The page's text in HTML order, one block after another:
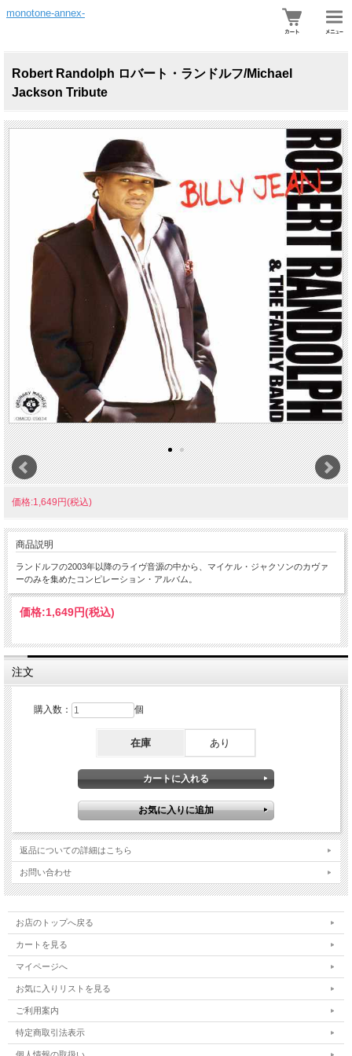
monotone-annex-
Robert Randolph ロバート・ランドルフ/Michael
Jackson Tribute
価格:1,649円(税込)
商品説明
ランドルフの2003年以降のライヴ音源の中から、マイケル・ジャクソンのカヴァ
ーのみを集めたコンピレーション・アルバム。
価格:1,649円(税込)
注文
購入数： 個
在庫 あり
返品についての詳細はこちら
お問い合わせ
お店のトップへ戻る
カートを見る
マイページへ
お気に入りリストを見る
ご利用案内
特定商取引法表示